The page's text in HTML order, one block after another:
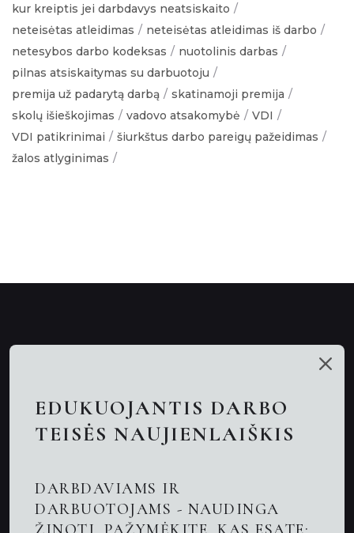
kur kreiptis jei darbdavys neatsiskaito
neteisėtas atleidimas
neteisėtas atleidimas iš darbo
netesybos darbo kodeksas
nuotolinis darbas
pilnas atsiskaitymas su darbuotoju
premija už padarytą darbą
skatinamoji premija
skolų išieškojimas
vadovo atsakomybė
VDI
VDI patikrinimai
šiurkštus darbo pareigų pažeidimas
žalos atlyginimas
Nuotolinės konsultacijos
Advokatas Kaune
EDUKUOJANTIS DARBO
TEISĖS NAUJIENLAIŠKIS
DARBDAVIAMS IR
DARBUOTOJAMS - NAUDINGA